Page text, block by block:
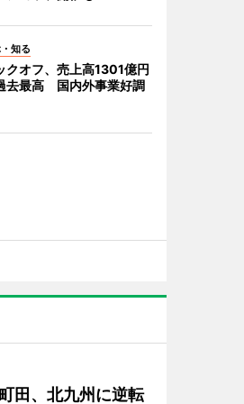
知る
クオフ、売上高1301億円
去最高 国内外事業好調
田、北九州に逆転